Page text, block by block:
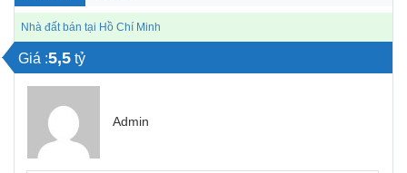
Nhà đất bán tại Hồ Chí Minh
Giá :5,5 tỷ
Admin